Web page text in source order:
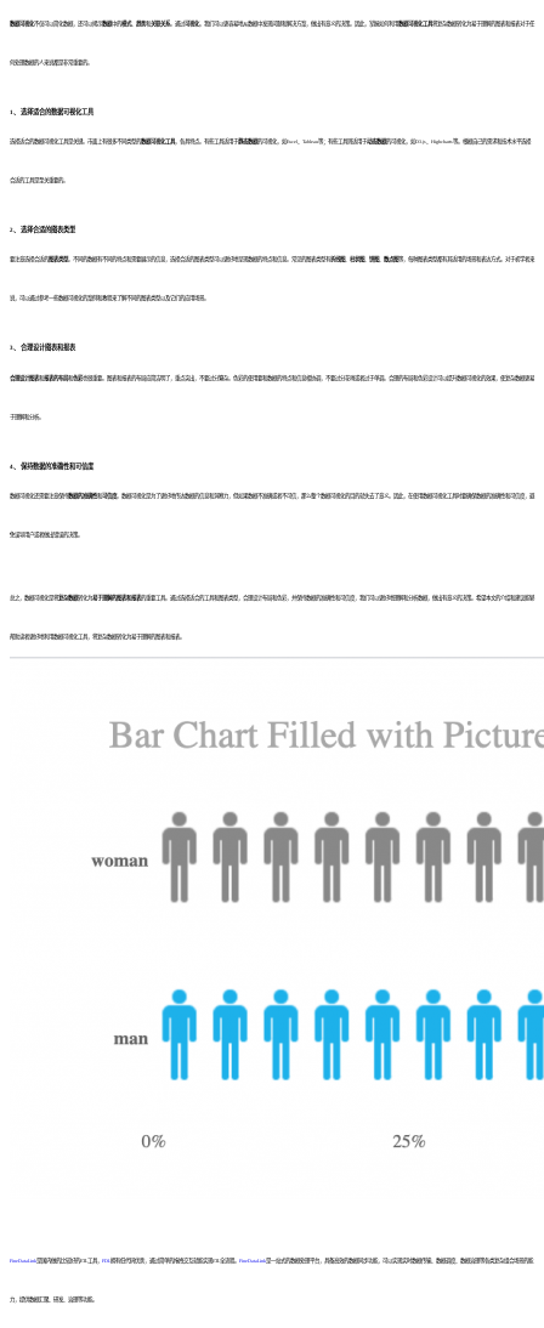
数据可视化不仅可以简化数据，还可以揭示 数据中的 模式、 趋势和 关联关系 。通过可视化，我们可以更容易地从数据中发现问题和解决方案，做出有意义的决策。因此，掌握如何利用 数据可视化工具 将复杂数据转化为易于理解的图表和报表对于任
何处理数据的人来说都是非常重要的。
1、 选择适合的数据可视化工具
选择适合的数据可视化工具是关键。市面上有很多不同类型的 数据可视化工具，各具特点。有些工具适用于静态数据 的可视化，如Excel、Tableau等；有些工具则适用于动态数据 的可视化，如D3.js、Highcharts等。根据自己的需求和技术水平选择
合适的工具是至关重要的。
2、 选择合适的图表类型
要注意选择合适的图表类型。不同的数据有不同的特点和需要展示的信息，选择合适的图表类型可以更好地呈现数据的特点和信息。常见的图表类型有 折线图 柱状图 饼图 散点图 等，每种图表类型都有其适用的场景和表达方式。对于初学者来
说，可以通过参考一些数据可视化的案例和教程来了解不同的图表类型以及它们的应用场景。
3、 合理设计图表和报表
合理设计图表 和 报表的布局和 色彩也很重要。图表和报表的布局应简洁明了，重点突出，不要过分繁杂。色彩的使用要和数据的特点和信息相协调，不要过分花哨或者过于单调。合理的布局和色彩设计可以提升数据可视化的效果，使复杂数据更易
于理解和分析。
4、 保持数据的准确性和可信度
数据可视化还需要注意保持 数据的准确性 和 可信度。数据可视化是为了更好地传达数据的信息和洞察力，但如果数据不准确或者不可信，那么整个数据可视化的目的就失去了意义。因此，在使用数据可视化工具时要确保数据的准确性和可信度，避
免误导用户或者做出错误的决策。
总之，数据可视化是将复杂数据转化为易于理解的图表和报表的重要工具。通过选择适合的工具和图表类型，合理设计布局和色彩，并保持数据的准确性和可信度，我们可以更好地理解和分析数据，做出有意义的决策。希望本文的介绍和建议能够
帮助读者更好地利用数据可视化工具，将复杂数据转化为易于理解的图表和报表。
FineDataLink 是国内做的比较好的ETL工具， FDL 拥有低代码优势，通过简单的拖拽交互就能实现ETL全流程。 FineDataLink 是一站式的数据处理平台，具备高效的数据同步功能，可以实现实时数据传输、数据调度、数据治理等各类复杂组合场景的能
力，提供数据汇聚、研发、治理等功能。